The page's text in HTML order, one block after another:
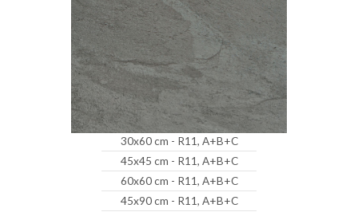
30x60 cm - R11, A+B+C
45x45 cm - R11, A+B+C
60x60 cm - R11, A+B+C
45x90 cm - R11, A+B+C